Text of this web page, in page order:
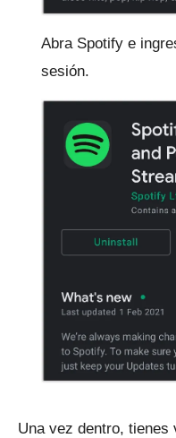
Abra Spotify e
sesión.
Una vez dentro, tienes